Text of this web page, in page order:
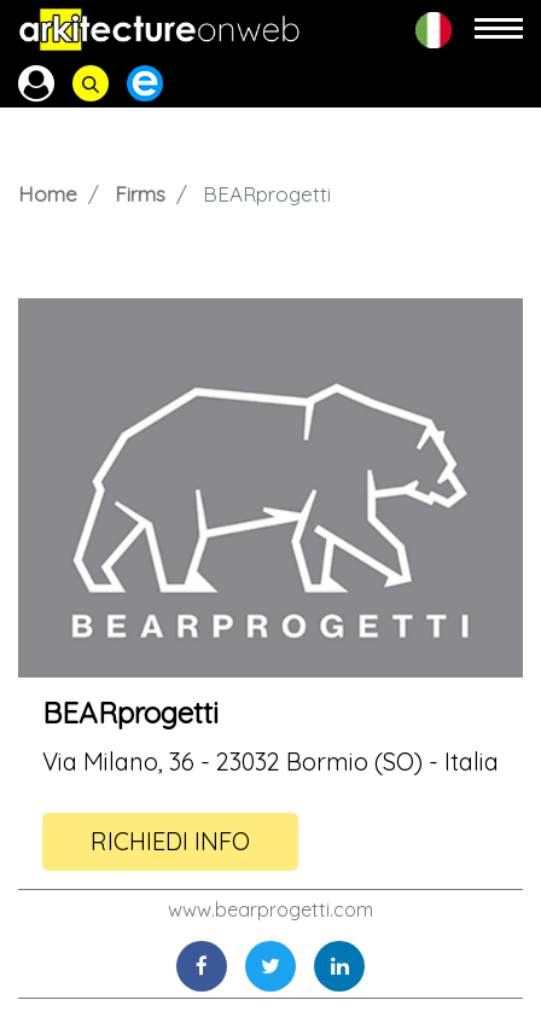
Home Firms BEARprogetti
BEARprogetti
Via Milano, 36 - 23032 Bormio (SO) - Italia
RICHIEDI INFO
www.bearprogetti.com